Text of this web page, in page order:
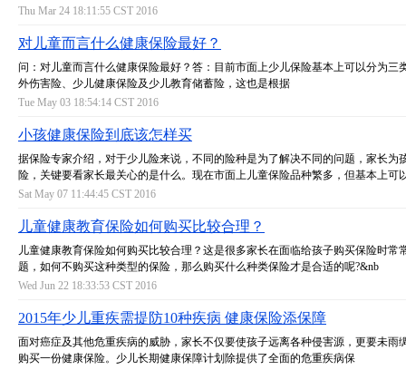
Thu Mar 24 18:11:55 CST 2016
对儿童而言什么健康保险最好？
问：对儿童而言什么健康保险最好？答：目前市面上少儿保险基本上可以分为三
外伤害险、少儿健康保险及少儿教育储蓄险，这也是根据
Tue May 03 18:54:14 CST 2016
小孩健康保险到底该怎样买
据保险专家介绍，对于少儿险来说，不同的险种是为了解决不同的问题，家长为
险，关键要看家长最关心的是什么。现在市面上儿童保险品种繁多，但基本上可
Sat May 07 11:44:45 CST 2016
儿童健康教育保险如何购买比较合理？
儿童健康教育保险如何购买比较合理？这是很多家长在面临给孩子购买保险时常
题，如何不购买这种类型的保险，那么购买什么种类保险才是合适的呢?&nb
Wed Jun 22 18:33:53 CST 2016
2015年少儿重疾需提防10种疾病 健康保险添保障
面对癌症及其他危重疾病的威胁，家长不仅要使孩子远离各种侵害源，更要未雨
购买一份健康保险。少儿长期健康保障计划除提供了全面的危重疾病保